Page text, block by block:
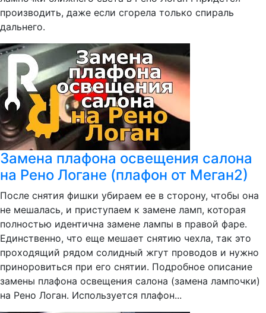
производить, даже если сгорела только спираль
дальнего.
Замена плафона освещения салона
на Рено Логане (плафон от Меган2)
После снятия фишки убираем ее в сторону, чтобы она
не мешалась, и приступаем к замене ламп, которая
полностью идентична замене лампы в правой фаре.
Единственно, что еще мешает снятию чехла, так это
проходящий рядом солидный жгут проводов и нужно
приноровиться при его снятии. Подробное описание
замены плафона освещения салона (замена лампочки)
на Рено Логан. Используется плафон...